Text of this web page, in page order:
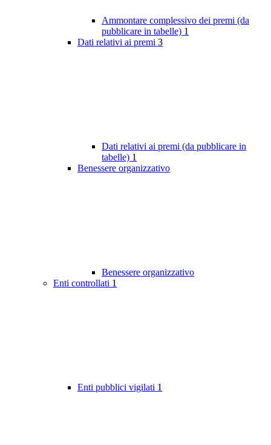
Ammontare complessivo dei premi (da
pubblicare in tabelle) 1
Dati relativi ai premi 3
Dati relativi ai premi (da pubblicare in
tabelle) 1
Benessere organizzativo
Benessere organizzativo
Enti controllati 1
Enti pubblici vigilati 1